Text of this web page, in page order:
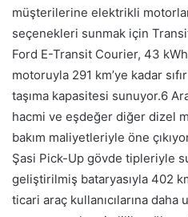
müşterilerine elektrikli
seçenekleri sunmak için
Ford E-Transit Courier, 43
motoruyla 291 km’ye kadar
taşıma kapasitesi sunuyor.6
hacmi ve eşdeğer diğer dizel
bakım maliyetleriyle öne
Şasi Pick-Up gövde tipleriyle
geliştirilmiş bataryasıyla 402
ticari araç kullanıcılarına daha